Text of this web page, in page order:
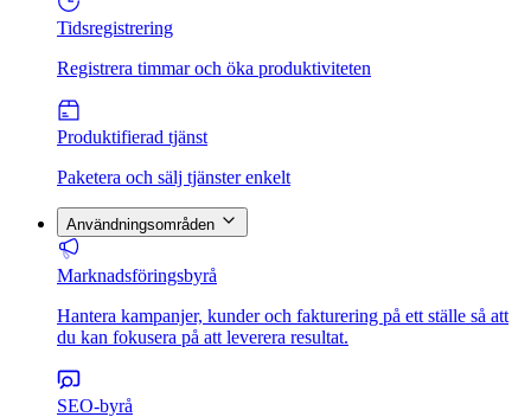
Tidsregistrering
Registrera timmar och öka produktiviteten
Produktifierad tjänst
Paketera och sälj tjänster enkelt
Användningsområden
Marknadsföringsbyrå
Hantera kampanjer, kunder och fakturering på ett ställe så att
du kan fokusera på att leverera resultat.
SEO-byrå